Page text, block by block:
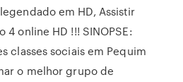
em HD, Assistir
4 online HD !!! SINOPSE:
classes sociais em Pequim
o melhor grupo de